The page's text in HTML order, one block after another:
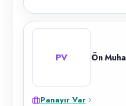
PV Ön
Panayır Var